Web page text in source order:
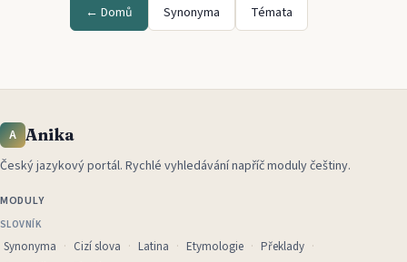
← Domů Synonyma Témata
A Anika
Český jazykový portál. Rychlé vyhledávání napříč moduly češtiny.
MODULY
SLOVNÍK
Synonyma Cizí slova Latina Etymologie
Překlady